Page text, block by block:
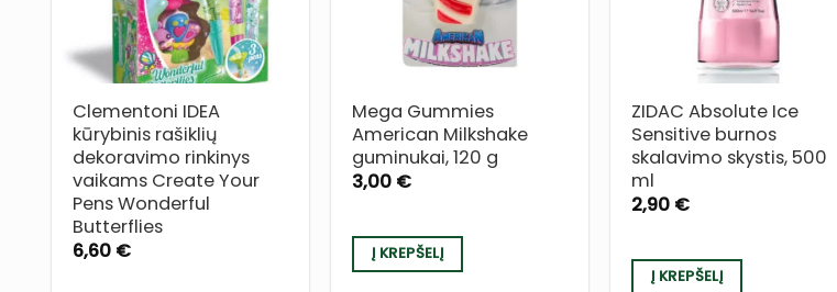
Clementoni IDEA
kūrybinis rašiklių
dekoravimo rinkinys
vaikams Create Your
Pens Wonderful
Butterflies
6,60 €
Mega Gummies
American Milkshake
guminukai, 120 g
3,00 €
Į KREPŠELĮ
ZIDAC Absolute Ice
Sensitive burnos
skalavimo skystis, 500
ml
2,90 €
Į KREPŠELĮ